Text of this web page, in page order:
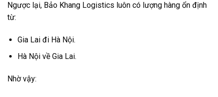
Ngược lại, Bảo Khang Logistics luôn có lượng hàng ổn định
từ:
Gia Lai đi Hà Nội.
Hà Nội về Gia Lai.
Nhờ vậy: